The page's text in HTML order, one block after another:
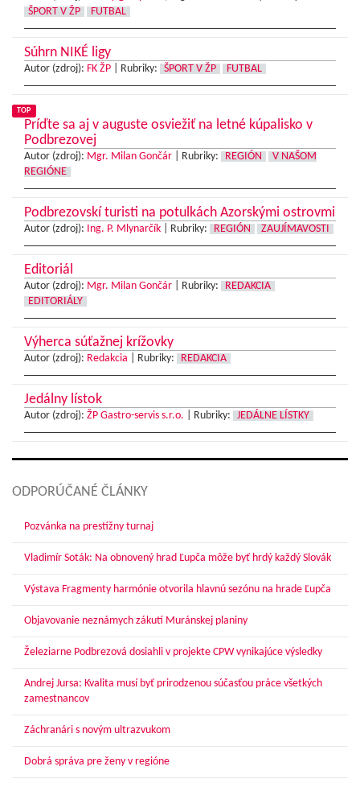
ŠPORT V ŽP
FUTBAL
Súhrn NIKÉ ligy
Autor (zdroj): FK ŽP Rubriky: ŠPORT V ŽP FUTBAL
TOP
Príďte sa aj v auguste osviežiť na letné kúpalisko v
Podbrezovej
Autor (zdroj): Mgr. Milan Gončár Rubriky: REGIÓN
V NAŠOM
REGIÓNE
Podbrezovskí turisti na potulkách Azorskými ostrovmi
Autor (zdroj): Ing. P. Mlynarčík Rubriky: REGIÓN ZAUJÍMAVOSTI
Editoriál
Autor (zdroj): Mgr. Milan Gončár Rubriky:
REDAKCIA
EDITORIÁLY
Výherca súťažnej krížovky
Autor (zdroj): Redakcia Rubriky: REDAKCIA
Jedálny lístok
Autor (zdroj): ŽP Gastro-servis s.r.o. Rubriky: JEDÁLNE LÍSTKY
ODPORÚČANÉ ČLÁNKY
Pozvánka na prestížny turnaj
Vladimír Soták: Na obnovený hrad Ľupča môže byť hrdý každý Slovák
Výstava Fragmenty harmónie otvorila hlavnú sezónu na hrade Ľupča
Objavovanie neznámych zákutí Muránskej planiny
Železiarne Podbrezová dosiahli v projekte CPW vynikajúce výsledky
Andrej Jursa: Kvalita musí byť prirodzenou súčasťou práce všetkých
zamestnancov
Záchranári s novým ultrazvukom
Dobrá správa pre ženy v regióne